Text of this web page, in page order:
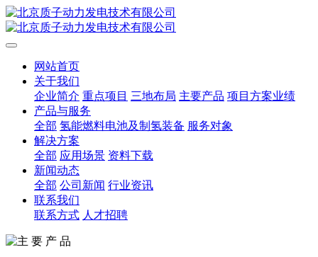
网站首页
关于我们
企业简介 重点项目 三地布局 主要产品 项目方案业绩
产品与服务
全部 氢能燃料电池及制氢装备 服务对象
解决方案
全部 应用场景 资料下载
新闻动态
全部 公司新闻 行业资讯
联系我们
联系方式 人才招聘